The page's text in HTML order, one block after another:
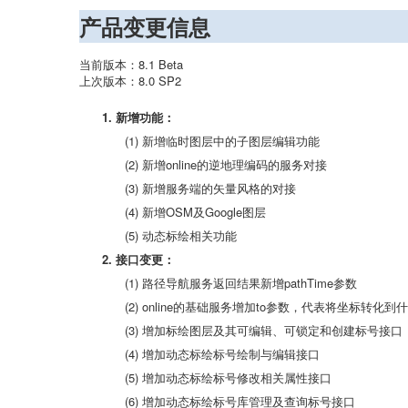
产品变更信息
当前版本：8.1 Beta
上次版本：8.0 SP2
1. 新增功能：
(1) 新增临时图层中的子图层编辑功能
(2) 新增online的逆地理编码的服务对接
(3) 新增服务端的矢量风格的对接
(4) 新增OSM及Google图层
(5) 动态标绘相关功能
2. 接口变更：
(1) 路径导航服务返回结果新增pathTime参数
(2) online的基础服务增加to参数，代表将坐标转化到
(3) 增加标绘图层及其可编辑、可锁定和创建标号接口
(4) 增加动态标绘标号绘制与编辑接口
(5) 增加动态标绘标号修改相关属性接口
(6) 增加动态标绘标号库管理及查询标号接口